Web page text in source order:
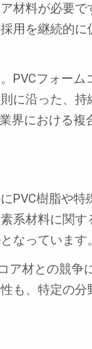
材料が必要で
用を継続的に
PVCフォーム
に沿った、持
界における複
PVC樹脂や特
系材料に関す
なっています。
ア材との競争
も、特定の分